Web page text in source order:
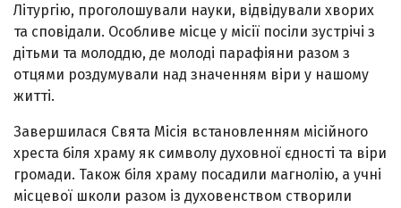
Літургію, проголошували науки, відвідували хворих
та сповідали. Особливе місце у місії посіли зустрічі з
дітьми та молоддю, де молоді парафіяни разом з
отцями роздумували над значенням віри у нашому
житті.
Завершилася Свята Місія встановленням місійного
хреста біля храму як символу духовної єдності та віри
громади. Також біля храму посадили магнолію, а учні
місцевої школи разом із духовенством створили